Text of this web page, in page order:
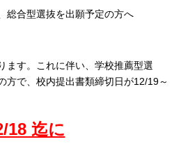
総合型選抜を出願予定の方へ
ます。これに伴い、学校推薦型選
方で、校内提出書類締切日が12/19～
18 迄に